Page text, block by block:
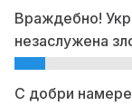
Враждебно!
незаслужена
С добри